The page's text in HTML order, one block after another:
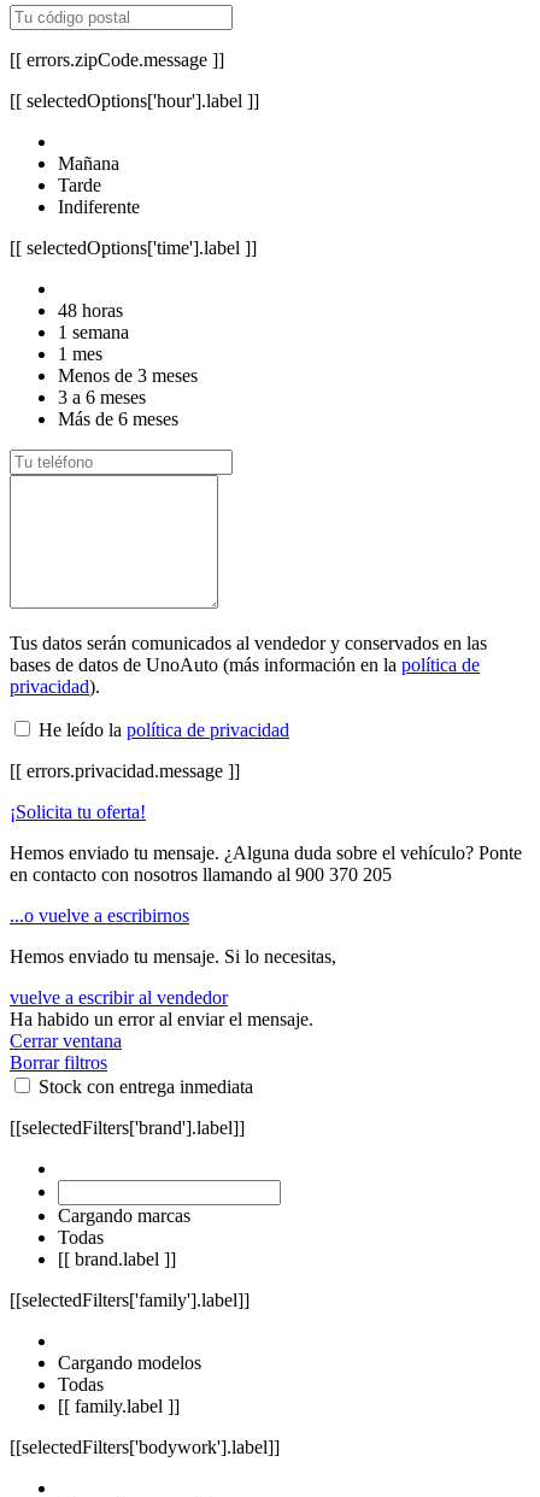
[[ errors.zipCode.message ]]
[[ selectedOptions['hour'].label ]]
Mañana
Tarde
Indiferente
[[ selectedOptions['time'].label ]]
48 horas
1 semana
1 mes
Menos de 3 meses
3 a 6 meses
Más de 6 meses
Tus datos serán comunicados al vendedor y conservados en las
bases de datos de UnoAuto (más información en la política de
privacidad).
He leído la política de privacidad
[[ errors.privacidad.message ]]
¡Solicita tu oferta!
Hemos enviado tu mensaje. ¿Alguna duda sobre el vehículo? Ponte
en contacto con nosotros llamando al 900 370 205
...o vuelve a escribirnos
Hemos enviado tu mensaje. Si lo necesitas,
vuelve a escribir al vendedor
Ha habido un error al enviar el mensaje.
Cerrar ventana
Borrar filtros
Stock con entrega inmediata
[[selectedFilters['brand'].label]]
Cargando marcas
Todas
[[ brand.label ]]
[[selectedFilters['family'].label]]
Cargando modelos
Todas
[[ family.label ]]
[[selectedFilters['bodywork'].label]]